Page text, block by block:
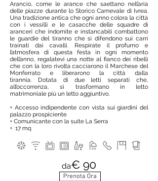
Arancio, come le arance che saettano nell’aria
delle piazze durante lo Storico Carnevale di Ivrea.
Una tradizione antica che ogni anno colora la città
con i vessilli e le casacche delle squadre di
aranceri che indomite e instancabili combattono
le guardie del tiranno che si difendono sui carri
trainati dai cavalli. Respirate il profumo e
l’atmosfera di questa festa in ogni momento
dell’anno, regalatevi una notte al fianco dei ribelli
che con la loro rivolta cacciarono il Marchese del
Monferrato e liberarono la città dalla
tirannia. Dotata di due letti separati che,
all’occorrenza, si trasformano in letto
matrimoniale più un letto aggiuntivo.
+ Accesso indipendente con vista sui giardini del
palazzo prospiciente
+ Comunicante con la suite La Serra
+ 17 mq
da€ 90
Prenota Ora